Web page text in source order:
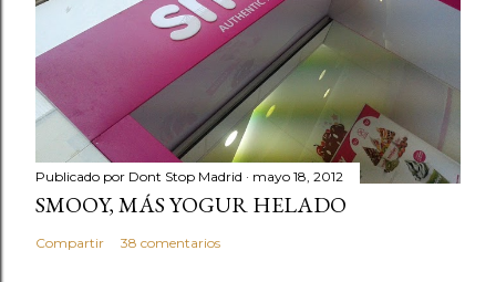
Publicado por Dont Stop Madrid mayo 18, 2012
SMOOY, MÁS YOGUR HELADO
Compartir 38 comentarios